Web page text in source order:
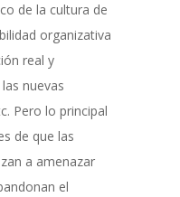
de la cultura de
organizativa
real y
nuevas
Pero lo principal
de que las
a amenazar
el